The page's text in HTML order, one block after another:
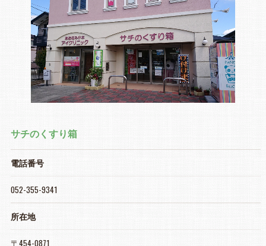
サチのくすり箱
電話番号
052-355-9341
所在地
〒454-0871